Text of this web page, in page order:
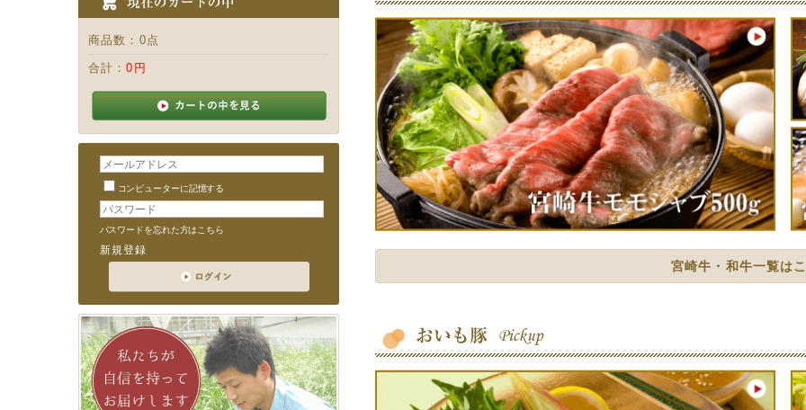
2020年07月06日
7月4日大雨による遅延についてご連絡いたし
配送をヤマト運輸様を使用しておりますが、
ております。
今後も九州南部以外でも大雨が予想され、拡
出て全国的に遅れる可能性があります。
大変申し訳ありませんが、遅延了承でお願い
2020年04月16日
【牛肉の解凍】いいお肉解凍の方法は?
ブログで掲載中!!!参考にしてださい
2020年04月16日
もう失敗しない!家庭で絶品宮崎牛ステーキを
ブログ掲載中参考にしてください
○冷凍でお届時適切な解凍方法○
商品が低い温度の時に熱したフライパンなど
には室温まで温度を上げていただけるとステ
宮崎牛・和牛一覧は
商品数： 0点
合計：0円
コンピューターに記憶する
パスワードを忘れた方はこちら
新規登録